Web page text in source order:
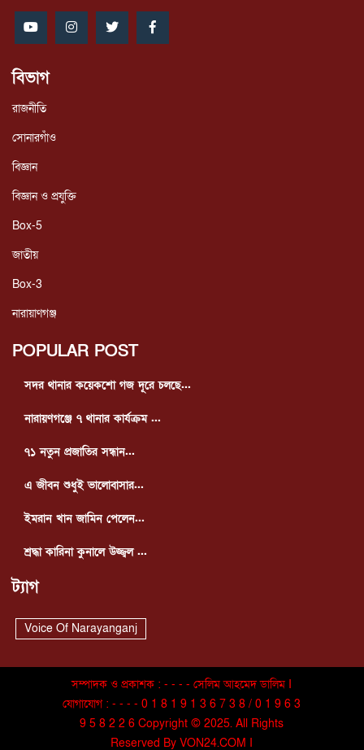
বিভাগ
রাজনীতি
সোনারগাঁও
বিজ্ঞান
বিজ্ঞান ও প্রযুক্তি
Box-5
জাতীয়
Box-3
নারায়াণগঞ্জ
POPULAR POST
সদর থানার কয়েকশো গজ দূরে চলছে...
নারায়ণগঞ্জে ৭ থানার কার্যক্রম ...
৭১ নতুন প্রজাতির সন্ধান...
এ জীবন শুধুই ভালোবাসার...
ইমরান খান জামিন পেলেন...
শ্রদ্ধা কারিনা কুনালে উজ্জ্বল ...
ট্যাগ
Voice Of Narayanganj
সম্পাদক ও প্রকাশক : - - - - সেলিম আহমেদ ডালিম I
যোগাযোগ : - - - - 0 1 8 1 9 1 3 6 7 3 8 / 0 1 9 6 3
9 5 8 2 2 6 Copyright © 2025. All Rights
Reserved By VON24.COM I